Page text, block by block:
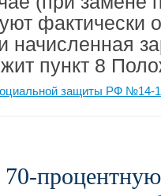
фактически
начисленная
пункт 8
защиты РФ №14-